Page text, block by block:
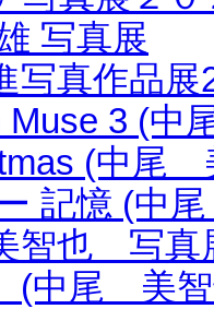
写真展
写真作品展
Muse 3 (
(中尾
記憶 (中
智也 写真
(中尾 美